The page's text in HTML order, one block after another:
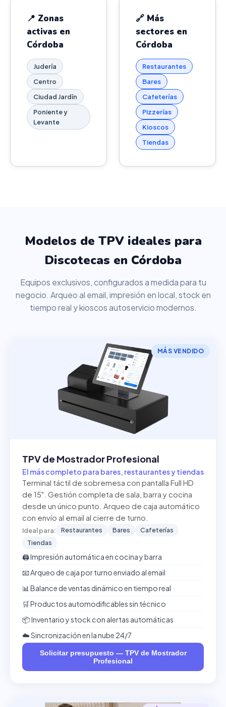
📍 Zonas
activas en
Córdoba
Judería
Centro
Ciudad Jardín
Poniente y
Levante
🔗 Más
sectores en
Córdoba
Restaurantes
Bares
Cafeterías
Pizzerías
Kioscos
Tiendas
Modelos de TPV ideales para
Discotecas en Córdoba
Equipos exclusivos, configurados a medida para tu
negocio. Arqueo al email, impresión en local, stock en
tiempo real y kioscos autoservicio modernos.
MÁS VENDIDO
TPV de Mostrador Profesional
El más completo para bares, restaurantes y tiendas
Terminal táctil de sobremesa con pantalla Full HD
de 15". Gestión completa de sala, barra y cocina
desde un único punto. Arqueo de caja automático
con envío al email al cierre de turno.
Ideal para: Restaurantes Bares
Cafeterías
Tiendas
🖨️ Impresión automática en cocina y barra
📧 Arqueo de caja por turno enviado al email
📊 Balance de ventas dinámico en tiempo real
🛒 Productos automodificables sin técnico
📦 Inventario y stock con alertas automáticas
☁️ Sincronización en la nube 24/7
Solicitar presupuesto — TPV de Mostrador
Profesional